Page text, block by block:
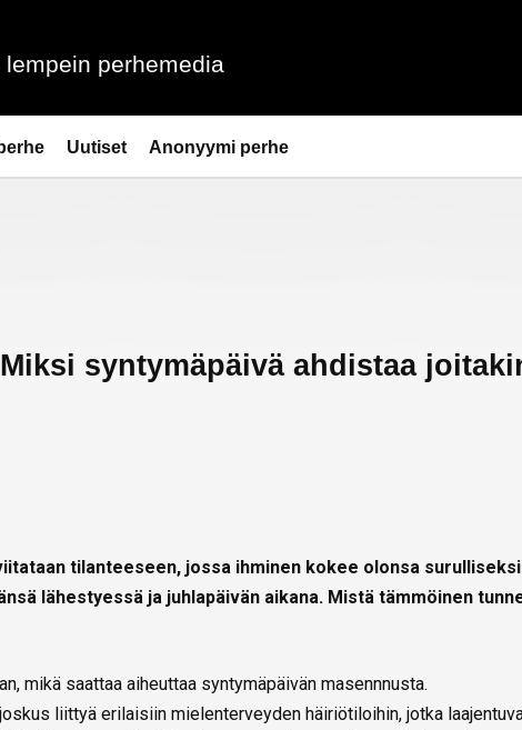
lempein perhemedia
Uutiset Anonyymi perhe
syntymäpäivä ahdistaa
tilanteeseen, jossa ihminen kokee olonsa surulliseksi
lähestyessä ja juhlapäivän aikana. Mistä tämmöinen
mikä saattaa aiheuttaa syntymäpäivän masennnusta.
liittyä erilaisiin mielenterveyden häiriötiloihin, jotka